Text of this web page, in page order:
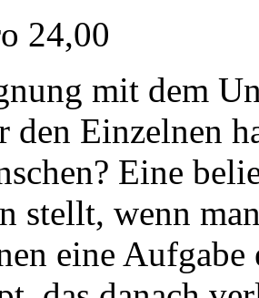
24,00
mit dem
den Einzelnen
Eine
stellt, wenn
eine